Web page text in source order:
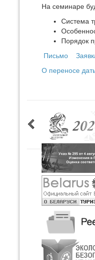
На семинаре
Cистема
Порядок
Письмо
О переносе